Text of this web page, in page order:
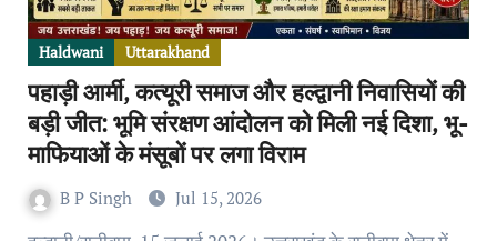
Haldwani Uttarakhand
पहाड़ी आर्मी, कत्यूरी समाज और हल्द्वानी निवासियों की
बड़ी जीत: भूमि संरक्षण आंदोलन को मिली नई दिशा, भू-
माफियाओं के मंसूबों पर लगा विराम
B P Singh Jul 15, 2026